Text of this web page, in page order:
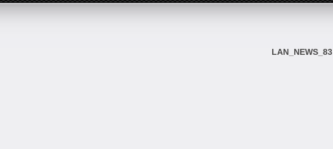
LAN_NEWS_83